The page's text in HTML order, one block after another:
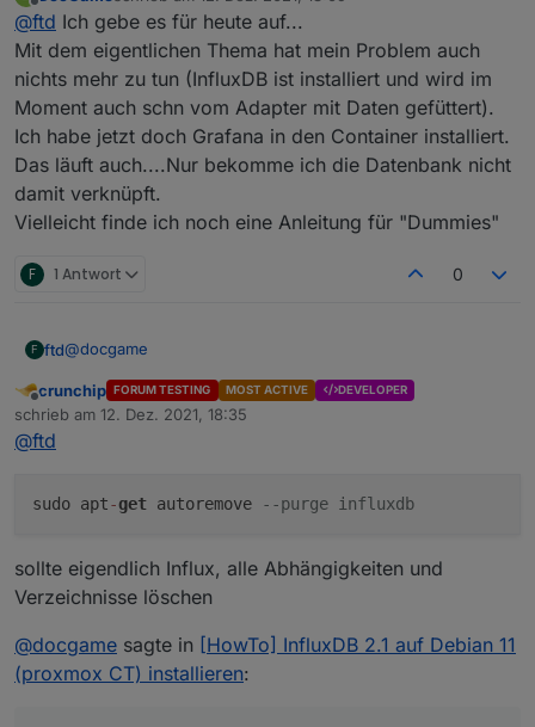
ggf. noch Verzeichnisse löschen
/var/lib/influxdb/data
/var/lib/influxdb/wal
/var/lib/influxdb/meta
Offline zuletzt editiert von
@ftd Ich gebe es für heute auf...
Mit dem eigentlichen Thema hat mein Problem auch
nichts mehr zu tun (InfluxDB ist installiert und wird im
Moment auch schn vom Adapter mit Daten gefüttert).
Ich habe jetzt doch Grafana in den Container installiert.
Das läuft auch....Nur bekomme ich die Datenbank nicht
damit verknüpft.
Vielleicht finde ich noch eine Anleitung für "Dummies"
F 1 Antwort 0
F ftd@docgame
/var/lib/influxdb/wal
Offline
crunchip FORUM TESTING MOST ACTIVE DEVELOPER
schrieb am 12. Dez. 2021, 18:35
zuletzt editiert von
@ftd
sudo apt-get autoremove --purge influxdb
sollte eigendlich Influx, alle Abhängigkeiten und
Verzeichnisse löschen
@docgame sagte in [HowTo] InfluxDB 2.1 auf Debian 11
(proxmox CT) installieren: